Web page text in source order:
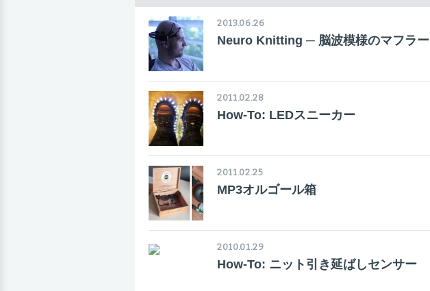
2013.06.26
Neuro Knitting ─ 脳波模様のマフラー
2011.02.28
How-To: LEDスニーカー
2011.02.25
MP3オルゴール箱
2010.01.29
How-To: ニット引き延ばしセンサー